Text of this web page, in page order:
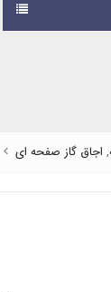
, اجاق گاز صفحه ای